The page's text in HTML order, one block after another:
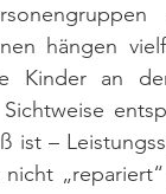
hängen
Kinder an
ist –